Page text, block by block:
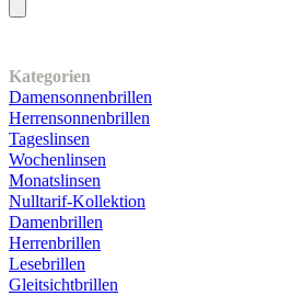
Kategorien
Damensonnenbrillen
Herrensonnenbrillen
Tageslinsen
Wochenlinsen
Monatslinsen
Nulltarif-Kollektion
Damenbrillen
Herrenbrillen
Lesebrillen
Gleitsichtbrillen